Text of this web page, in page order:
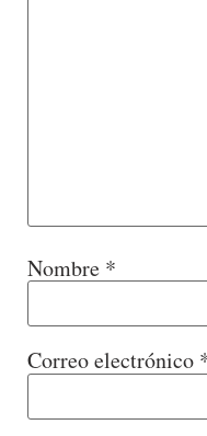
Nombre *
Correo electrónico